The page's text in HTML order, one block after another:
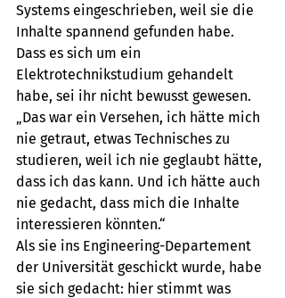
Systems eingeschrieben, weil sie die
Inhalte spannend gefunden habe.
Dass es sich um ein
Elektrotechnikstudium gehandelt
habe, sei ihr nicht bewusst gewesen.
„Das war ein Versehen, ich hätte mich
nie getraut, etwas Technisches zu
studieren, weil ich nie geglaubt hätte,
dass ich das kann. Und ich hätte auch
nie gedacht, dass mich die Inhalte
interessieren könnten.“
Als sie ins Engineering-Departement
der Universität geschickt wurde, habe
sie sich gedacht: hier stimmt was